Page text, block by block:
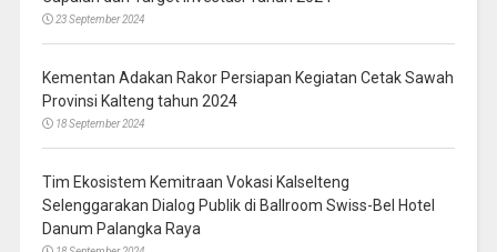
23 September 2024
Kementan Adakan Rakor Persiapan Kegiatan Cetak Sawah
Provinsi Kalteng tahun 2024
18 September 2024
Tim Ekosistem Kemitraan Vokasi Kalselteng
Selenggarakan Dialog Publik di Ballroom Swiss-Bel Hotel
Danum Palangka Raya